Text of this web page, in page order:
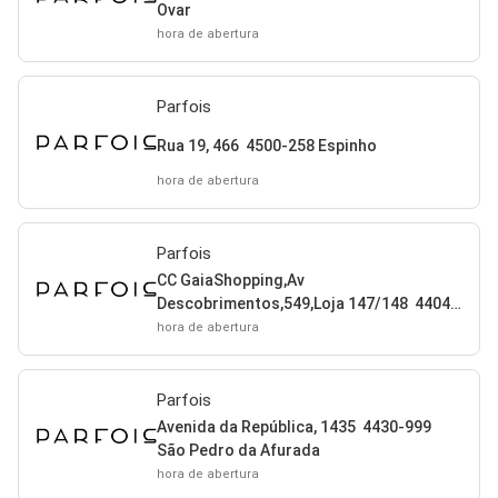
Ovar
hora de abertura
Parfois
Rua 19, 466 4500-258 Espinho
hora de abertura
Parfois
CC GaiaShopping,Av
Descobrimentos,549,Loja 147/148 4404-
503 São Pedro da Afurada
hora de abertura
Parfois
Avenida da República, 1435 4430-999
São Pedro da Afurada
hora de abertura